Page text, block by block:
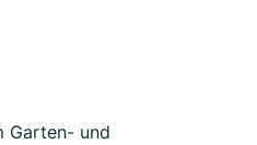
Garten- und